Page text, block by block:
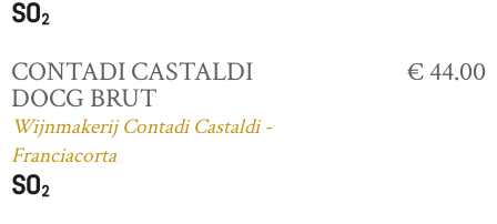
CONTADI CASTALDI
DOCG BRUT
Wijnmakerij Contadi Castaldi -
Franciacorta
€ 44.00